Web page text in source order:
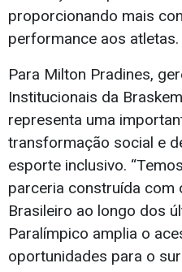
proporcionando mais
performance aos atletas.
Para Milton Pradines,
Institucionais da
representa uma
transformação social e
esporte inclusivo.
parceria construída com
Brasileiro ao longo dos
Paralímpico amplia o
oportunidades para o